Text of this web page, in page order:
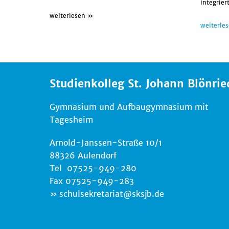
weiterlesen »
Studienkolleg St. Johann
Gymnasium und Aufbaugymnasium mit
Tagesheim
Arnold-Janssen-Straße 10/1
88326 Aulendorf
Tel 07525-949-280
Fax 07525-949-283
schulsekretariat@sksjb.de